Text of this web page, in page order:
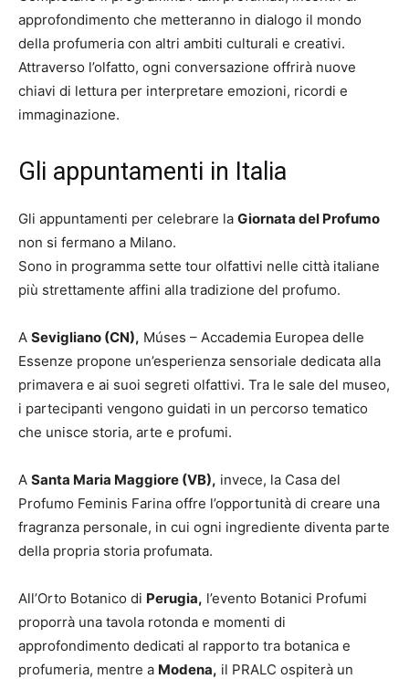
approfondimento che metteranno in dialogo il mondo
della profumeria con altri ambiti culturali e creativi.
Attraverso l’olfatto, ogni conversazione offrirà nuove
chiavi di lettura per interpretare emozioni, ricordi e
immaginazione.
Gli appuntamenti in Italia
Gli appuntamenti per celebrare la Giornata del Profumo
non si fermano a Milano.
Sono in programma sette tour olfattivi nelle città italiane
più strettamente affini alla tradizione del profumo.
A Sevigliano (CN), Múses – Accademia Europea delle
Essenze propone un’esperienza sensoriale dedicata alla
primavera e ai suoi segreti olfattivi. Tra le sale del museo,
i partecipanti vengono guidati in un percorso tematico
che unisce storia, arte e profumi.
A Santa Maria Maggiore (VB), invece, la Casa del
Profumo Feminis Farina offre l’opportunità di creare una
fragranza personale, in cui ogni ingrediente diventa parte
della propria storia profumata.
All’Orto Botanico di Perugia, l’evento Botanici Profumi
proporrà una tavola rotonda e momenti di
approfondimento dedicati al rapporto tra botanica e
profumeria, mentre a Modena, il PRALC ospiterà un